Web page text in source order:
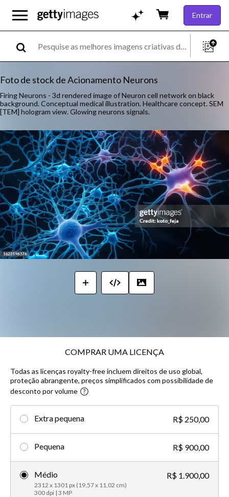
Entrar
Foto de stock de Acionamento Neurons
Firing Neurons - 3d rendered image of Neuron cell network on black
background. Conceptual medical illustration. Healthcare concept. SEM
[TEM] hologram view. Glowing neurons signals.
COMPRAR UMA LICENÇA
Todas as licenças royalty-free incluem direitos de uso global,
proteção abrangente, preços simplificados com possibilidade de
desconto por volume​
Extra pequena R$ 250,00
Pequena R$ 900,00
Médio
2312 x 1301 px (19,57 x 11,02 cm)
300 dpi | 3 MP
R$ 1.900,00